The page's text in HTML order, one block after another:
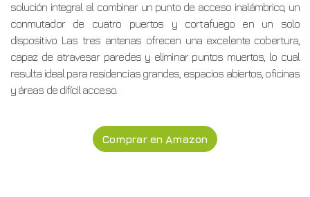
solución integral al combinar un punto de acceso inalámbrico, un
conmutador de cuatro puertos y cortafuego en un solo
dispositivo. Las tres antenas ofrecen una excelente cobertura,
capaz de atravesar paredes y eliminar puntos muertos, lo cual
resulta ideal para residencias grandes, espacios abiertos, oficinas
y áreas de difícil acceso.
Comprar en Amazon